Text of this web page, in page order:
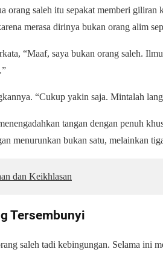
orang saleh itu sepakat memberi giliran
merasa dirinya bukan orang alim
“Maaf, saya bukan orang saleh.
“Cukup yakin saja. Mintalah
tangan dengan penuh
menurunkan bukan satu, melainkan
dan Keikhlasan
Tersembunyi
saleh tadi kebingungan. Selama ini